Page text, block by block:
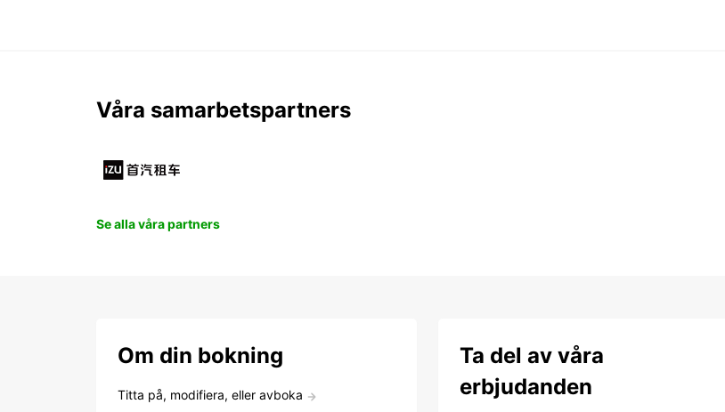
Våra samarbetspartners
Se alla våra partners
Om din bokning
Titta på, modifiera, eller avboka
Ta del av våra
erbjudanden